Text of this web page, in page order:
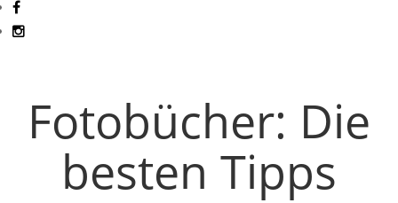
Fotobücher: Die
besten Tipps